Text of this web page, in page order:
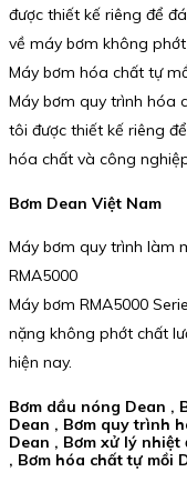
được thiết kế riêng để
về máy bơm không
Máy bơm hóa chất tự
Máy bơm quy trình hóa
tôi được thiết kế riêng
hóa chất và công
Bơm Dean Việt Nam
Máy bơm quy trình làm
RMA5000
Máy bơm RMA5000
nặng không phớt chất
hiện nay.
Bơm dầu nóng Dean ,
Dean , Bơm quy trình
Dean , Bơm xử lý
, Bơm hóa chất tự mồi